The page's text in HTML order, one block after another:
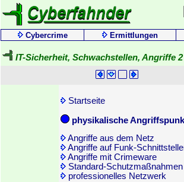
Cybercrime Ermittlungen
IT-Sicherheit, Schwachstellen, Angriffe 2
Startseite
physikalische
Angriffe aus dem Netz
Angriffe auf Funk-
Angriffe mit Crimeware
Standard-Schutzmaßnahmen
professionelles Netzwerk